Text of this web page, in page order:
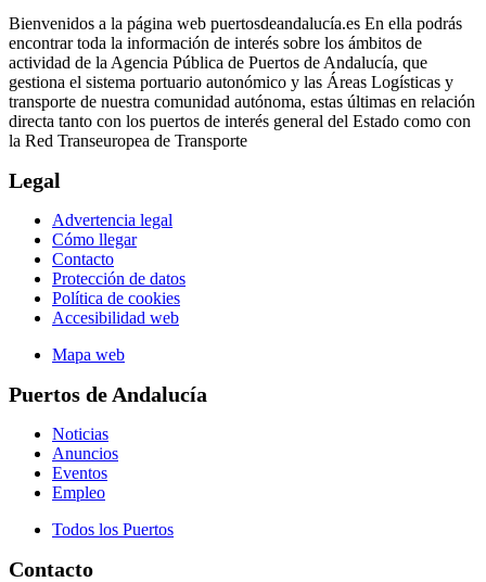
Bienvenidos a la página web puertosdeandalucía.es En ella podrás
encontrar toda la información de interés sobre los ámbitos de
actividad de la Agencia Pública de Puertos de Andalucía, que
gestiona el sistema portuario autonómico y las Áreas Logísticas y
transporte de nuestra comunidad autónoma, estas últimas en relación
directa tanto con los puertos de interés general del Estado como con
la Red Transeuropea de Transporte
Legal
Advertencia legal
Cómo llegar
Contacto
Protección de datos
Política de cookies
Accesibilidad web
Mapa web
Puertos de Andalucía
Noticias
Anuncios
Eventos
Empleo
Todos los Puertos
Contacto